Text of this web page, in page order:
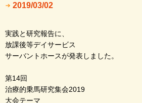
2019/03/02
実践と研究報告に、
放課後等デイサービス
サーバントホースが発表しました。
第14回
治療的乗馬研究集会2019
大会テーマ